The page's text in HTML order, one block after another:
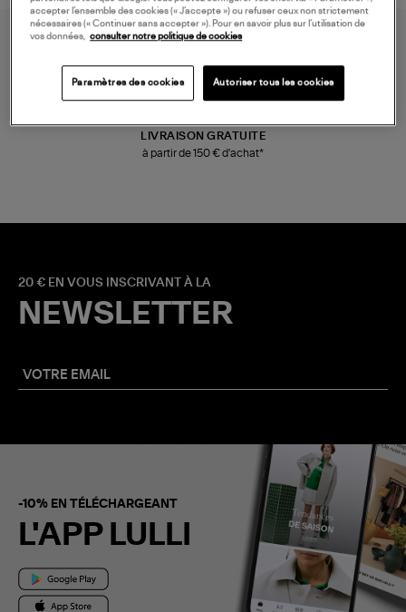
LIVRAISON GRATUITE
à partir de 150 € d'achat*
20 € EN VOUS INSCRIVANT À LA
NEWSLETTER
-10% EN TÉLÉCHARGEANT
L'APP LULLI
accepter l’ensemble des cookies (« J’accepte ») ou refuser ceux non strictement
nécessaires (« Continuer sans accepter »). Pour en savoir plus sur l’utilisation de
vos données, consulter notre politique de cookies
Paramètres des cookies Autoriser tous les cookies